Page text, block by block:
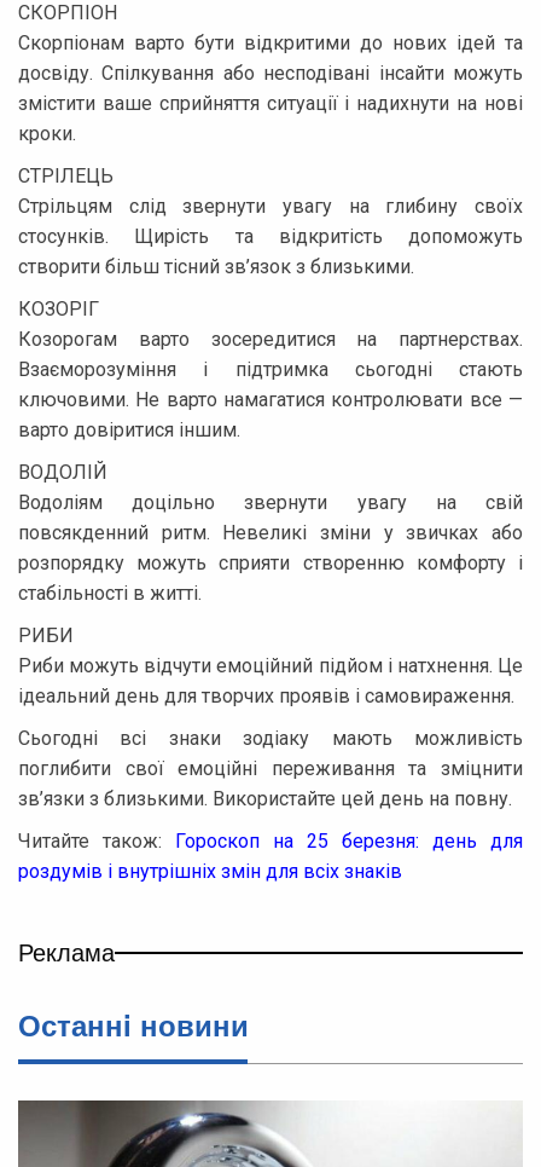
СКОРПІОН
Скорпіонам варто бути відкритими до нових ідей та
досвіду. Спілкування або несподівані інсайти можуть
змістити ваше сприйняття ситуації і надихнути на нові
кроки.
СТРІЛЕЦЬ
Стрільцям слід звернути увагу на глибину своїх
стосунків. Щирість та відкритість допоможуть
створити більш тісний зв’язок з близькими.
КОЗОРІГ
Козорогам варто зосередитися на партнерствах.
Взаєморозуміння і підтримка сьогодні стають
ключовими. Не варто намагатися контролювати все —
варто довіритися іншим.
ВОДОЛІЙ
Водоліям доцільно звернути увагу на свій
повсякденний ритм. Невеликі зміни у звичках або
розпорядку можуть сприяти створенню комфорту і
стабільності в житті.
РИБИ
Риби можуть відчути емоційний підйом і натхнення. Це
ідеальний день для творчих проявів і самовираження.
Сьогодні всі знаки зодіаку мають можливість
поглибити свої емоційні переживання та зміцнити
зв’язки з близькими. Використайте цей день на повну.
Читайте також: Гороскоп на 25 березня: день для
роздумів і внутрішніх змін для всіх знаків
Реклама
Останнi новини